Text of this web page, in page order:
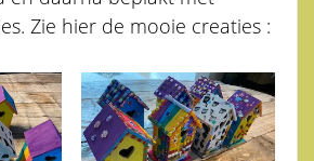
Zie hier de mooie creaties :